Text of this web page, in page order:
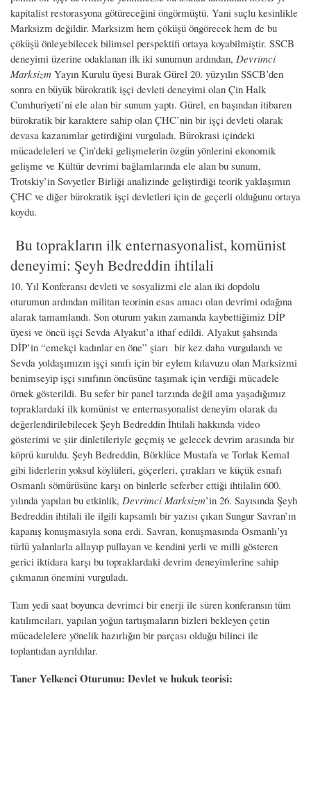
kapitalist restorasyona götüreceğini öngörmüştü. Yani suçlu kesinlikle
Marksizm değildir. Marksizm hem çöküşü öngörecek hem de bu
çöküşü önleyebilecek bilimsel perspektifi ortaya koyabilmiştir. SSCB
deneyimi üzerine odaklanan ilk iki sunumun ardından, Devrimci
Marksizm Yayın Kurulu üyesi Burak Gürel 20. yüzyılın SSCB’den
sonra en büyük bürokratik işçi devleti deneyimi olan Çin Halk
Cumhuriyeti’ni ele alan bir sunum yaptı. Gürel, en başından itibaren
bürokratik bir karaktere sahip olan ÇHC’nin bir işçi devleti olarak
devasa kazanımlar getirdiğini vurguladı. Bürokrasi içindeki
mücadeleleri ve Çin’deki gelişmelerin özgün yönlerini ekonomik
gelişme ve Kültür devrimi bağlamlarında ele alan bu sunum,
Trotskiy’in Sovyetler Birliği analizinde geliştirdiği teorik yaklaşımın
ÇHC ve diğer bürokratik işçi devletleri için de geçerli olduğunu ortaya
koydu.
Bu toprakların ilk enternasyonalist, komünist
deneyimi: Şeyh Bedreddin ihtilali
10. Yıl Konferansı devleti ve sosyalizmi ele alan iki dopdolu
oturumun ardından militan teorinin esas amacı olan devrimi odağına
alarak tamamlandı. Son oturum yakın zamanda kaybettiğimiz DİP
üyesi ve öncü işçi Sevda Alyakut’a ithaf edildi. Alyakut şahsında
DİP’in “emekçi kadınlar en öne” şiarı bir kez daha vurgulandı ve
Sevda yoldaşımızın işçi sınıfı için bir eylem kılavuzu olan Marksizmi
benimseyip işçi sınıfının öncüsüne taşımak için verdiği mücadele
örnek gösterildi. Bu sefer bir panel tarzında değil ama yaşadığımız
topraklardaki ilk komünist ve enternasyonalist deneyim olarak da
değerlendirilebilecek Şeyh Bedreddin İhtilali hakkında video
gösterimi ve şiir dinletileriyle geçmiş ve gelecek devrim arasında bir
köprü kuruldu. Şeyh Bedreddin, Börklüce Mustafa ve Torlak Kemal
gibi liderlerin yoksul köylüleri, göçerleri, çırakları ve küçük esnafı
Osmanlı sömürüsüne karşı on binlerle seferber ettiği ihtilalin 600.
yılında yapılan bu etkinlik, Devrimci Marksizm’in 26. Sayısında Şeyh
Bedreddin ihtilali ile ilgili kapsamlı bir yazısı çıkan Sungur Savran’ın
kapanış konuşmasıyla sona erdi. Savran, konuşmasında Osmanlı’yı
türlü yalanlarla allayıp pullayan ve kendini yerli ve milli gösteren
gerici iktidara karşı bu topraklardaki devrim deneyimlerine sahip
çıkmanın önemini vurguladı.
Tam yedi saat boyunca devrimci bir enerji ile süren konferansın tüm
katılımcıları, yapılan yoğun tartışmaların bizleri bekleyen çetin
mücadelelere yönelik hazırlığın bir parçası olduğu bilinci ile
toplantıdan ayrıldılar.
Taner Yelkenci Oturumu: Devlet ve hukuk teorisi: